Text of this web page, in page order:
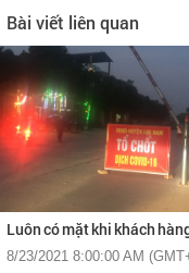
Bài viết liên quan
Luôn có mặt khi khách
8/23/2021 8:00:00 AM